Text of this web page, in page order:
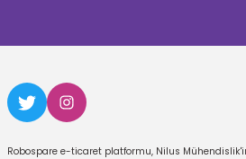
Robospare e-ticaret platformu, Nilus